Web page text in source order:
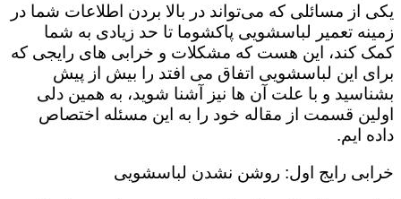
یکی از مسائلی که می‌تواند در بالا بردن اطلاعات شما در
زمینه تعمیر لباسشویی پاکشوما تا حد زیادی به شما
کمک کند، این هست که مشکلات و خرابی های رایجی که
برای این لباسشویی اتفاق می افتد را بیش از پیش
بشناسید و با علت آن ها نیز آشنا شوید، به همین دلی
اولین قسمت از مقاله خود را به این مسئله اختصاص
داده ایم.
خرابی رایج اول: روشن نشدن لباسشویی